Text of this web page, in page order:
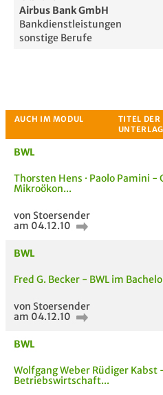
Passende Stellenanzeigen
Airbus Bank GmbH
Bankdienstleistungen
sonstige Berufe
BWL
Thorsten Hens · Paolo Pamini
Mikroökon...
von Stoersender
am 04.12.10
BWL
Fred G. Becker - BWL im
von Stoersender
am 04.12.10
BWL
Wolfgang Weber Rüdiger
Betriebswirtschaft...